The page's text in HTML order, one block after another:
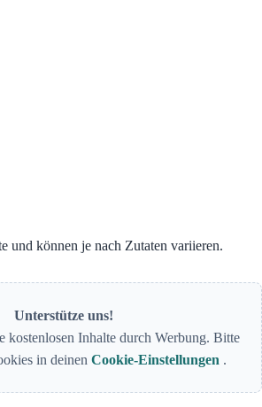
und können je nach Zutaten variieren.
Unterstütze uns!
kostenlosen Inhalte durch Werbung. Bitte
in deinen Cookie-Einstellungen .